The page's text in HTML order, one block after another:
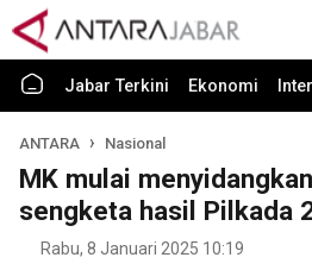
Jabar Terkini Ekonomi
ANTARA Nasional
MK mulai
sengketa hasil Pilkada
Rabu, 8 Januari 2025 10:19